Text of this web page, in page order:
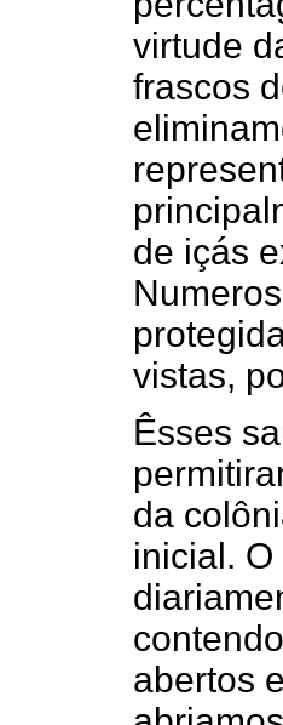
virtude
frascos
de içás
vistas,
Êsses
da
inicial.
abertos